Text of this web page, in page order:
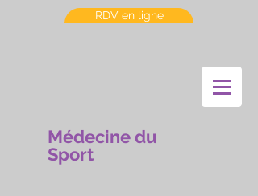
RDV en ligne
Médecine du
Sport